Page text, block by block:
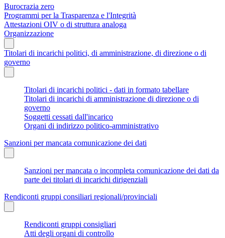
Burocrazia zero
Programmi per la Trasparenza e l'Integrità
Attestazioni OIV o di struttura analoga
Organizzazione
Titolari di incarichi politici, di amministrazione, di direzione o di
governo
Titolari di incarichi politici - dati in formato tabellare
Titolari di incarichi di amministrazione di direzione o di
governo
Soggetti cessati dall'incarico
Organi di indirizzo politico-amministrativo
Sanzioni per mancata comunicazione dei dati
Sanzioni per mancata o incompleta comunicazione dei dati da
parte dei titolari di incarichi dirigenziali
Rendiconti gruppi consiliari regionali/provinciali
Rendiconti gruppi consigliari
Atti degli organi di controllo